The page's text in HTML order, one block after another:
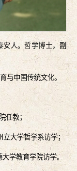
人。哲学博士，副
与中国传统文化。
任教；
大学哲学系访学；
学教育学院访学。